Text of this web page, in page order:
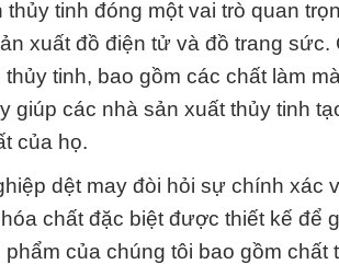
tinh đóng một vai trò quan
xuất đồ điện tử và đồ trang sức.
tinh, bao gồm các chất làm
giúp các nhà sản xuất thủy tinh
của họ.
dệt may đòi hỏi sự chính xác
chất đặc biệt được thiết kế để
của chúng tôi bao gồm chất